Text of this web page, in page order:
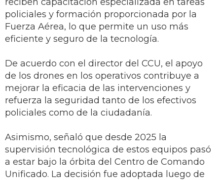
policiales y formación proporcionada por la
Fuerza Aérea, lo que permite un uso más
eficiente y seguro de la tecnología.
De acuerdo con el director del CCU, el apoyo
de los drones en los operativos contribuye a
mejorar la eficacia de las intervenciones y
refuerza la seguridad tanto de los efectivos
policiales como de la ciudadanía.
Asimismo, señaló que desde 2025 la
supervisión tecnológica de estos equipos pasó
a estar bajo la órbita del Centro de Comando
Unificado. La decisión fue adoptada luego de